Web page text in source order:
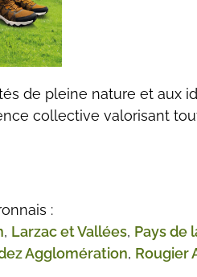
de pleine nature et aux
collective valorisant
:
, Larzac et Vallées, Pays de
Agglomération, Rougier